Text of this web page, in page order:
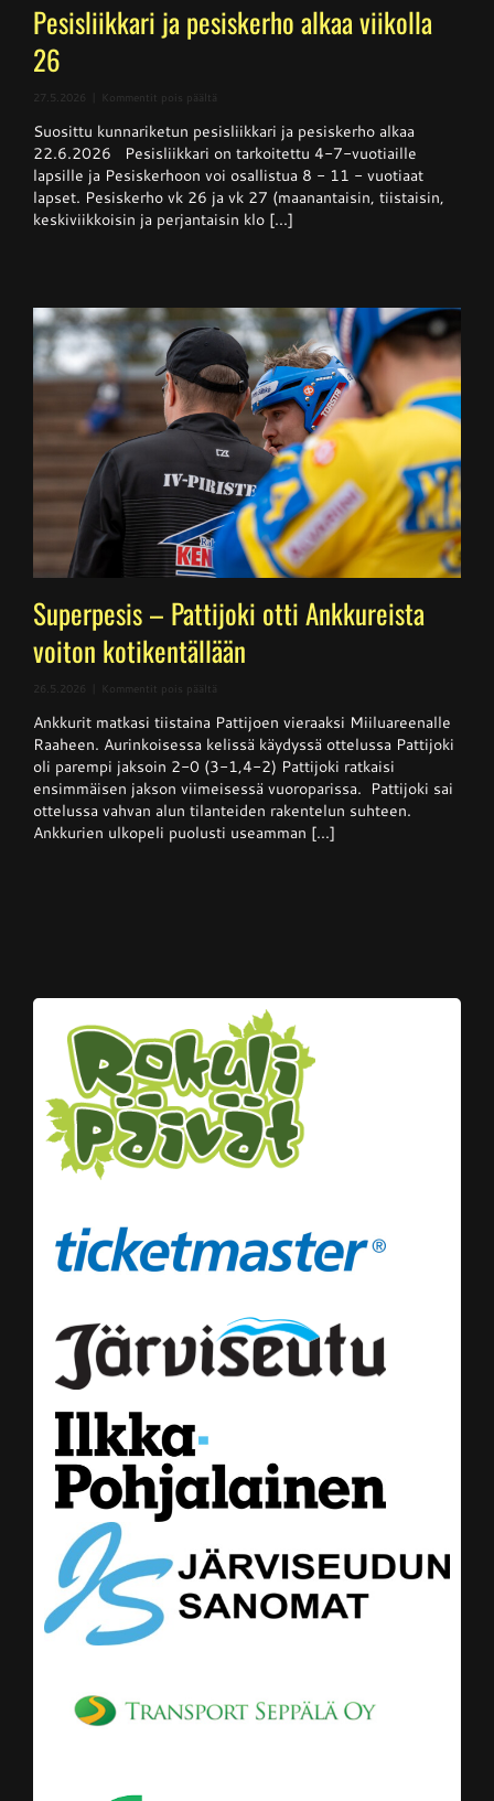
Pesisliikkari ja pesiskerho alkaa viikolla
26
27.5.2026 Kommentit pois päältä
ja
pesiskerho
alkaa
viikolla
26
Suosittu kunnariketun pesisliikkari ja pesiskerho alkaa
22.6.2026 Pesisliikkari on tarkoitettu 4-7-vuotiaille
lapsille ja Pesiskerhoon voi osallistua 8 - 11 - vuotiaat
lapset. Pesiskerho vk 26 ja vk 27 (maanantaisin, tiistaisin,
keskiviikkoisin ja perjantaisin klo [...]
Superpesis – Pattijoki otti Ankkureista
voiton kotikentällään
26.5.2026 Kommentit pois päältä
–
Pattijoki
otti
Ankkureista
voiton
kotikentällään
Ankkurit matkasi tiistaina Pattijoen vieraaksi Miiluareenalle
Raaheen. Aurinkoisessa kelissä käydyssä ottelussa Pattijoki
oli parempi jaksoin 2-0 (3-1,4-2) Pattijoki ratkaisi
ensimmäisen jakson viimeisessä vuoroparissa. Pattijoki sai
ottelussa vahvan alun tilanteiden rakentelun suhteen.
Ankkurien ulkopeli puolusti useamman [...]